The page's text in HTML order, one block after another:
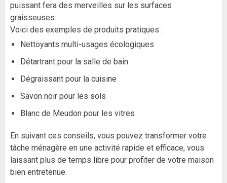
puissant fera des merveilles sur les surfaces
graisseuses.
Voici des exemples de produits pratiques :
Nettoyants multi-usages écologiques
Détartrant pour la salle de bain
Dégraissant pour la cuisine
Savon noir pour les sols
Blanc de Meudon pour les vitres
En suivant ces conseils, vous pouvez transformer votre
tâche ménagère en une activité rapide et efficace, vous
laissant plus de temps libre pour profiter de votre maison
bien entretenue.